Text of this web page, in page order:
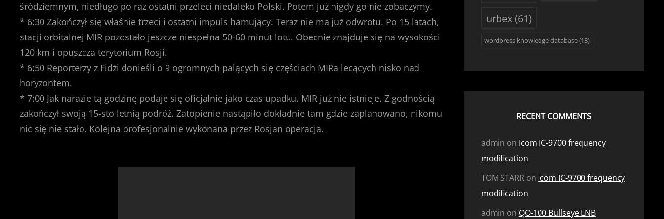
śródziemnym, niedługo po raz ostatni przeleci niedaleko Polski. Potem już nigdy go nie zobaczymy.
* 6:30 Zakończył się właśnie trzeci i ostatni impuls hamujący. Teraz nie ma już odwrotu. Po 15 latach,
stacji orbitalnej MIR pozostało jeszcze niespełna 50-60 minut lotu. Obecnie znajduje się na wysokości
120 km i opuszcza terytorium Rosji.
* 6:50 Reporterzy z Fidżi donieśli o 9 ogromnych palących się częściach MIRa lecących nisko nad
horyzontem.
* 7:00 Jak narazie tą godzinę podaje się oficjalnie jako czas upadku. MIR już nie istnieje. Z godnością
zakończył swoją 15-sto letnią podróż. Zatopienie nastąpiło dokładnie tam gdzie zaplanowano, nikomu
nic się nie stało. Kolejna profesjonalnie wykonana przez Rosjan operacja.
urbex(61)
wordpress knowledge database(13)
RECENT COMMENTS
admin on Icom IC-9700 frequency
modification
TOM STARRon Icom IC-9700 frequency
modification
admin on QO-100 Bullseye LNB